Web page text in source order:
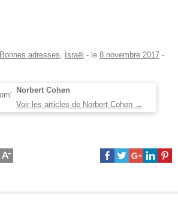
Bonnes adresses, Israël - le 8 novembre 2017 -
Norbert Cohen
Voir les articles de Norbert Cohen →